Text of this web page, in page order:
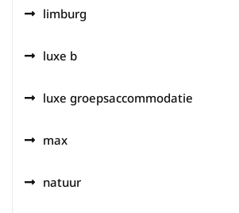
limburg
luxe b
luxe groepsaccommodatie
max
natuur